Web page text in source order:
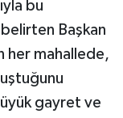
bu
Başkan
her mahallede,
gayret ve